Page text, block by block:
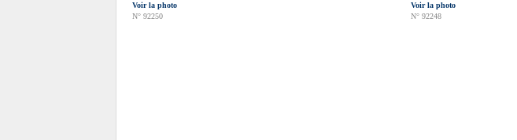
Voir la photo
N° 92250
Voir la photo
N° 92248